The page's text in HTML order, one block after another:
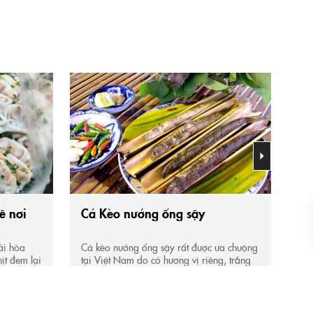
nơi
hòa
đem lại
Cá Kèo nướng ống sậy
Cá kèo nướng ống sậy rất được ưa chuộng
tại Việt Nam do có hương vị riêng, trắng